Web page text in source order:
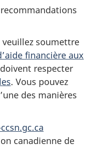
soumettre
financière aux
respecter
. Vous pouvez
des manières
canadienne de